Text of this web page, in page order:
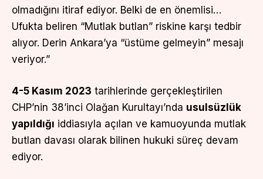
olmadığını itiraf ediyor. Belki de en önemlisi…
Ufukta beliren “Mutlak butlan” riskine karşı tedbir
alıyor. Derin Ankara’ya “üstüme gelmeyin” mesajı
veriyor.”
4-5 Kasım 2023 tarihlerinde gerçekleştirilen
CHP’nin 38’inci Olağan Kurultayı’nda usulsüzlük
yapıldığı iddiasıyla açılan ve kamuoyunda mutlak
butlan davası olarak bilinen hukuki süreç devam
ediyor.